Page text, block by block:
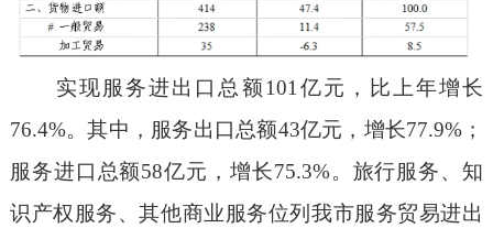
实现服务进出口总额101亿元，比上年增长
76.4%。其中，服务出口总额43亿元，增长77.9%；
服务进口总额58亿元，增长75.3%。旅行服务、知
识产权服务、其他商业服务位列我市服务贸易进出